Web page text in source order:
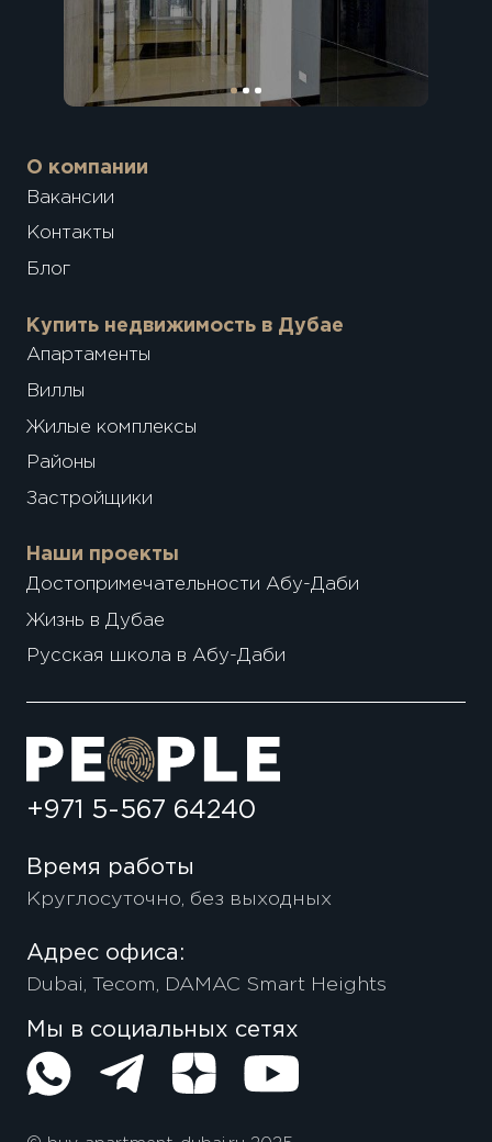
О компании
Вакансии
Контакты
Блог
Купить недвижимость в Дубае
Апартаменты
Виллы
Жилые комплексы
Районы
Застройщики
Наши проекты
Достопримечательности Абу-Даби
Жизнь в Дубае
Русская школа в Абу-Даби
+971 5-567 64240
Время работы
Круглосуточно, без выходных
Адрес офиса:
Dubai, Tecom, DAMAC Smart Heights
Мы в социальных сетях